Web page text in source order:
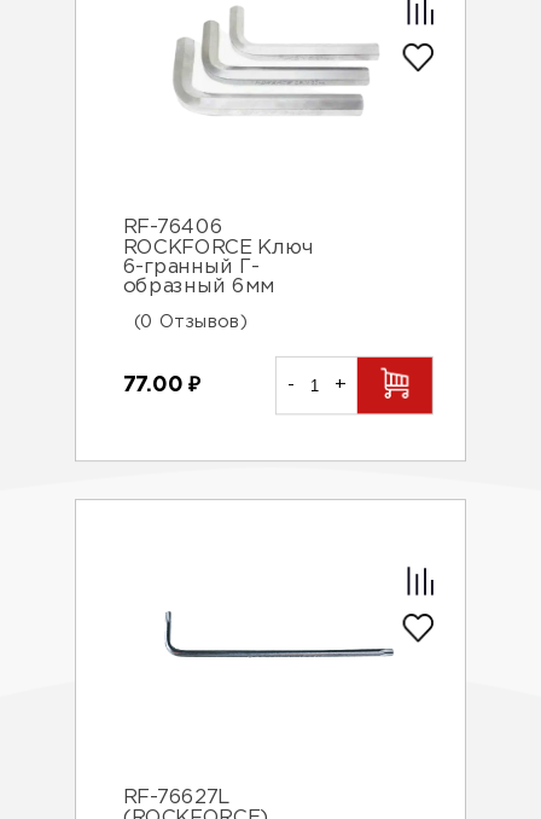
RF-76406
ROCKFORCE Ключ
6-гранный Г-
образный 6мм
(0 Отзывов)
77.00₽ - +
RF-76627L